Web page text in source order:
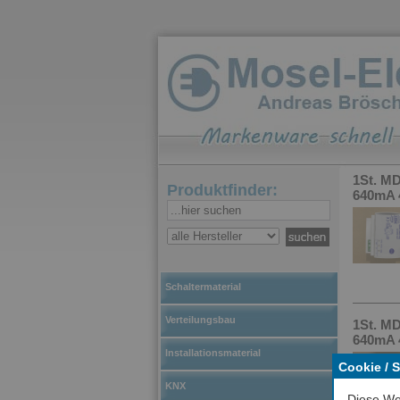
Cookie /
Produktfinder:
Schaltermaterial
Verteilungsbau
Installationsmaterial
KNX
1St.
640mA
1St.
640mA